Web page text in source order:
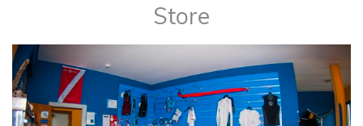
Store